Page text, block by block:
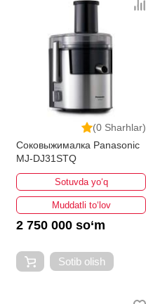
(0 Sharhlar)
Соковыжималка Panasonic
MJ-DJ31STQ
Sotuvda yo‘q
Muddatli to‘lov
2 750 000 so‘m
Sotib olish